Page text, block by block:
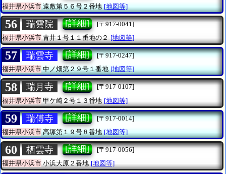
福井県小浜市遠敷第５６号２番地 [地図等]
56 瑞雲院 [詳細]
[〒917-0041]
福井県小浜市青井１号１１番地の２ [地図等]
57 瑞雲寺 [詳細]
[〒917-0247]
福井県小浜市中ノ畑第２９号１番地 [地図等]
58 瑞月寺 [詳細]
[〒917-0107]
福井県小浜市 甲ケ崎２号１３番地 [地図等]
59 瑞傅寺 [詳細]
[〒917-0014]
福井県小浜市高塚第１９号８番地 [地図等]
60 栖雲寺 [詳細]
[〒917-0056]
福井県小浜市小浜大原２番地 [地図等]